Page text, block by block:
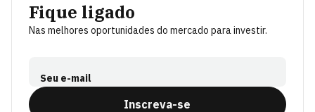
Fique ligado
Nas melhores oportunidades do mercado para investir.
Seu e-mail
Inscreva-se